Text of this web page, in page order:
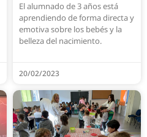
El alumnado de 3 años está
aprendiendo de forma directa y
emotiva sobre los bebés y la
belleza del nacimiento.
20/02/2023